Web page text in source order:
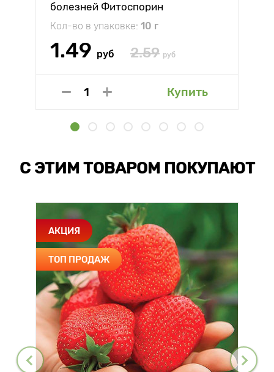
болезней Фитоспорин
Кол-во в упаковке: 10 г
1.49 руб 2.59 руб
Купить
С ЭТИМ ТОВАРОМ ПОКУПАЮТ
АКЦИЯ
ТОП ПРОДАЖ